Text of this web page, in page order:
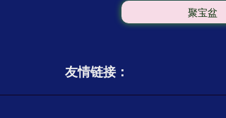
聚宝盆
友情链接：